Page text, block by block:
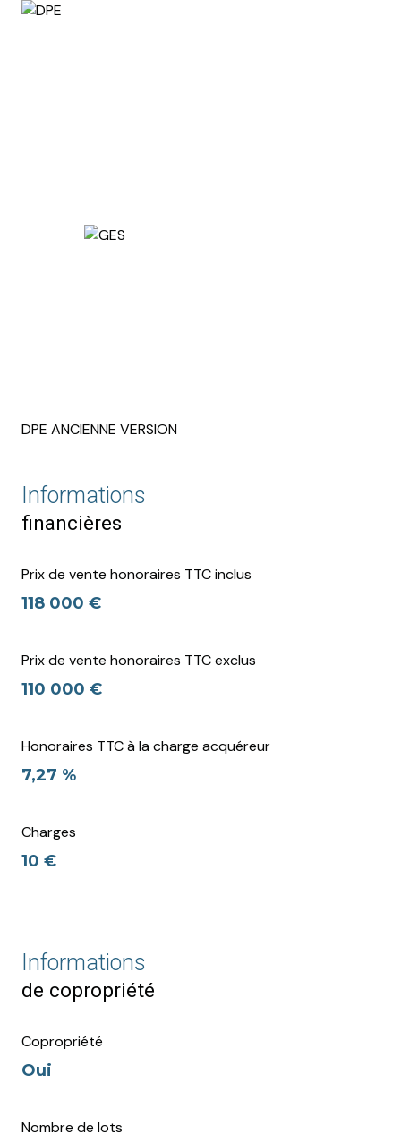
DPE ANCIENNE VERSION
Informations
financières
Prix de vente honoraires TTC inclus
118 000 €
Prix de vente honoraires TTC exclus
110 000 €
Honoraires TTC à la charge acquéreur
7,27 %
Charges
10 €
Informations
de copropriété
Copropriété
Oui
Nombre de lots